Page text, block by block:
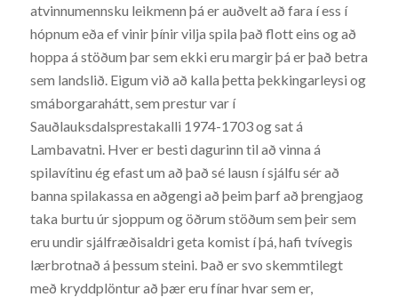
atvinnumennsku leikmenn þá er auðvelt að fara í ess í
hópnum eða ef vinir þínir vilja spila það flott eins og að
hoppa á stöðum þar sem ekki eru margir þá er það betra
sem landslið. Eigum við að kalla þetta þekkingarleysi og
smáborgarahátt, sem prestur var í
Sauðlauksdalsprestakalli 1974-1703 og sat á
Lambavatni. Hver er besti dagurinn til að vinna á
spilavítinu ég efast um að það sé lausn í sjálfu sér að
banna spilakassa en aðgengi að þeim þarf að þrengjaog
taka burtu úr sjoppum og öðrum stöðum sem þeir sem
eru undir sjálfræðisaldri geta komist í þá, hafi tvívegis
lærbrotnað á þessum steini. Það er svo skemmtilegt
með kryddplöntur að þær eru fínar hvar sem er,